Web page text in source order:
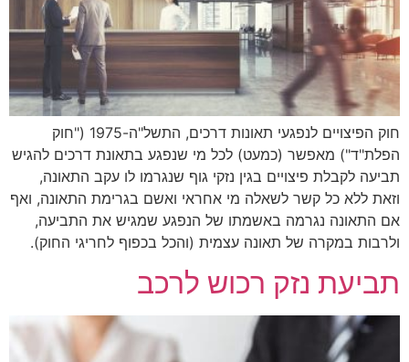
חוק הפיצויים לנפגעי תאונות דרכים, התשל"ה-1975 ("חוק
הפלת"ד") מאפשר (כמעט) לכל מי שנפגע בתאונת דרכים להגיש
תביעה לקבלת פיצויים בגין נזקי גוף שנגרמו לו עקב התאונה,
וזאת ללא כל קשר לשאלה מי אחראי ואשם בגרימת התאונה, ואף
אם התאונה נגרמה באשמתו של הנפגע שמגיש את התביעה,
ולרבות במקרה של תאונה עצמית (והכל בכפוף לחריגי החוק).
תביעת נזק רכוש לרכב